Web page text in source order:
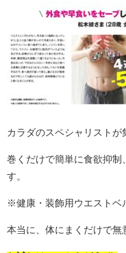
カラダのスペシャリストが
巻くだけで簡単に食欲抑制
す。
※健康・装飾用ウエストベ
本当に、体にまくだけで無